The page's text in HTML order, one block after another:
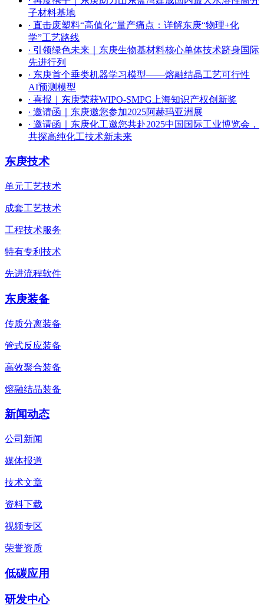
子材料基地
· 直击废塑料“高值化”量产痛点：详解东庚“物理+化
学”工艺路线
· 引领绿色未来｜东庚生物基材料核心单体技术跻身国际
先进行列
· 东庚首个垂类机器学习模型——熔融结晶工艺可行性
AI预测模型
· 喜报｜东庚荣获WIPO-SMPG上海知识产权创新奖
· 邀请函｜东庚邀您参加2025阿赫玛亚洲展
· 邀请函｜东庚化工邀您共赴2025中国国际工业博览会，
共探高纯化工技术新未来
东庚技术
单元工艺技术
成套工艺技术
工程技术服务
特有专利技术
先进流程软件
东庚装备
传质分离装备
管式反应装备
高效聚合装备
熔融结晶装备
新闻动态
公司新闻
媒体报道
技术文章
资料下载
视频专区
荣誉资质
低碳应用
研发中心